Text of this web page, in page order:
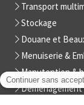
Transport
Stockage
Douane et
Menuiserie &
Manutention &
Déménagement